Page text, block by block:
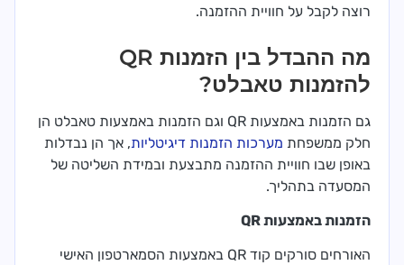
רוצה לקבל על חוויית ההזמנה.
מה ההבדל בין הזמנות QR
להזמנות טאבלט?
גם הזמנות באמצעות QR וגם הזמנות באמצעות טאבלט הן
חלק ממשפחת מערכות הזמנות דיגיטליות, אך הן נבדלות
באופן שבו חוויית ההזמנה מתבצעת ובמידת השליטה של
המסעדה בתהליך.
הזמנות באמצעות QR
האורחים סורקים קוד QR באמצעות הסמארטפון האישי